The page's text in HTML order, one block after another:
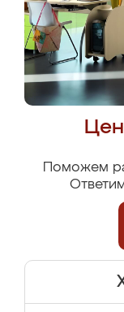
Поможем